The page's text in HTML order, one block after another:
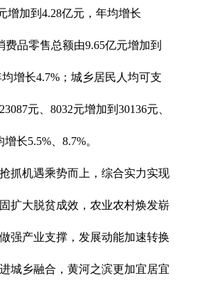
增加到4.28亿元，年均增长
费品零售总额由9.65亿元增加到
均增长4.7%；城乡居民人均可支
元、8032元增加到30136元、
长5.5%、8.7%。
抓机遇乘势而上，综合实力实现
扩大脱贫成效，农业农村焕发崭
强产业支撑，发展动能加速转换
城乡融合，黄河之滨更加宜居宜